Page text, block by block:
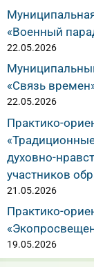
«Военный
22.05.2026
«Связь
22.05.2026
Практико-
духовно-
участников
21.05.2026
Практико-
19.05.2026